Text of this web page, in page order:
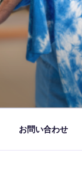
お問い合わせ